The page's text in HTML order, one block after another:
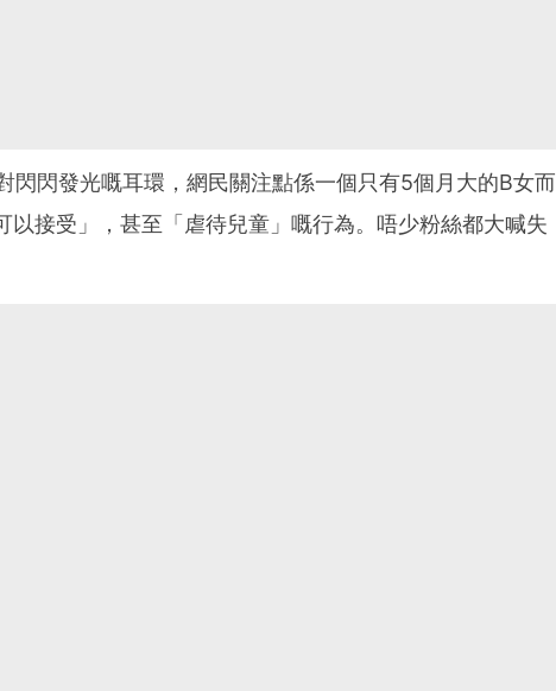
閃閃發光嘅耳環，網民關注點係一個只有5個月大的B女而
以接受」，甚至「虐待兒童」嘅行為。唔少粉絲都大喊失